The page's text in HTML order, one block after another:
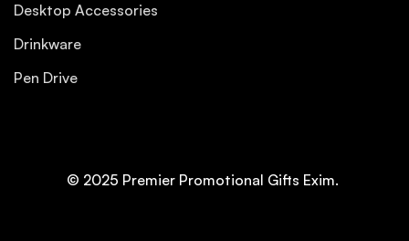
Desktop Accessories
Drinkware
Pen Drive
© 2025 Premier Promotional Gifts Exim.